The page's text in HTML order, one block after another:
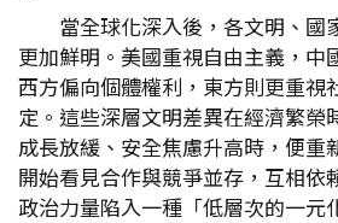
當全球化深入後，各文明、國
更加鮮明。美國重視自由主義，中
西方偏向個體權利，東方則更重視
定。這些深層文明差異在經濟繁榮
成長放緩、安全焦慮升高時，便重
開始看見合作與競爭並存，互相依
政治力量陷入一種「低層次的一元